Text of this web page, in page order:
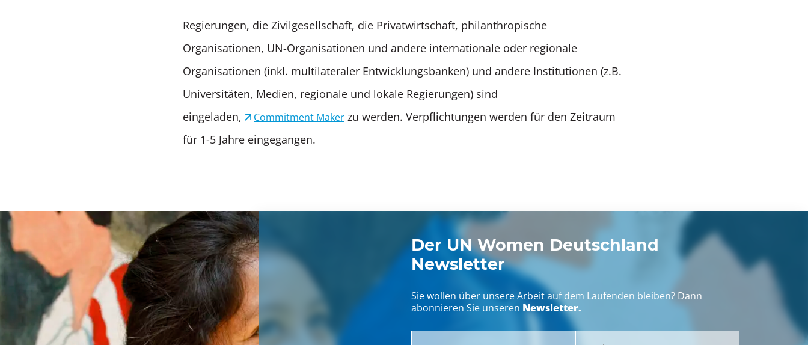
Regierungen, die Zivilgesellschaft, die Privatwirtschaft, philanthropische
Organisationen, UN-Organisationen und andere internationale oder regionale
Organisationen (inkl. multilateraler Entwicklungsbanken) und andere Institutionen (z.B.
Universitäten, Medien, regionale und lokale Regierungen) sind
eingeladen,
Commitment Maker zu werden. Verpflichtungen werden für den Zeitraum
für 1-5 Jahre eingegangen.
Der UN Women Deutschland
Newsletter
Sie wollen über unsere Arbeit auf dem Laufenden bleiben? Dann
abonnieren Sie unseren Newsletter.